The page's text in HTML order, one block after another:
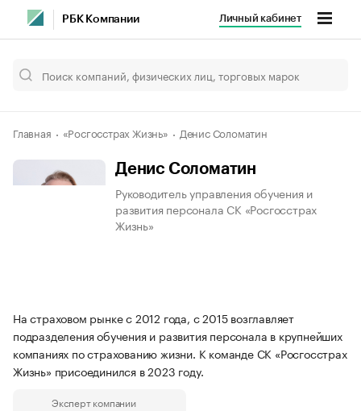
РБК Компании Личный кабинет
Главная «Росгосстрах Жизнь» Денис Соломатин
Денис Соломатин
Руководитель управления обучения и
развития персонала СК «Росгосстрах
Жизнь»
На страховом рынке с 2012 года, с 2015 возглавляет
подразделения обучения и развития персонала в крупнейших
компаниях по страхованию жизни. К команде СК «Росгосстрах
Жизнь» присоединился в 2023 году.
Эксперт компании